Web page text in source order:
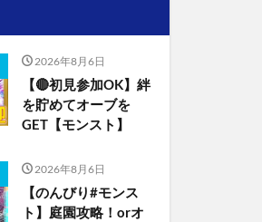
2026年8月6日
【🔴初見参加OK】絆
を貯めてオーブを
GET【モンスト】
2026年8月6日
【のんびり#モンス
ト】庭園攻略！orオ